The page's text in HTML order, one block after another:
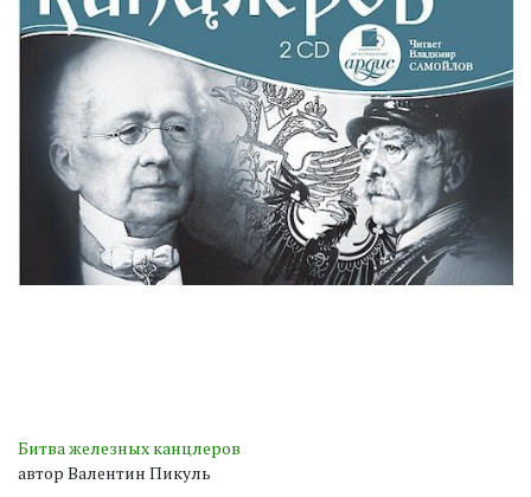
Битва железных канцлеров
автор Валентин Пикуль